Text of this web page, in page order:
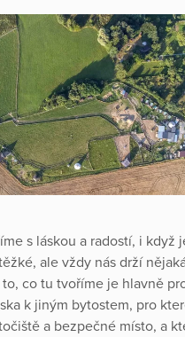
s láskou a radostí, i když
ale vždy nás drží
co tu tvoříme je hlavně
k jiným bytostem, pro
a bezpečné místo, a